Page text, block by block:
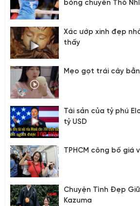
bóng chuyền Thổ
Xác ướp xinh đẹp
thấy
Mẹo gọt trái cây
Tài sản của tỷ phú
tỷ USD
TPHCM công bố giá
Chuyện Tình Đẹp
Kazuma